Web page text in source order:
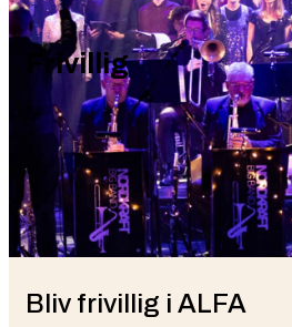
Frivillig
Bliv frivillig i ALFA